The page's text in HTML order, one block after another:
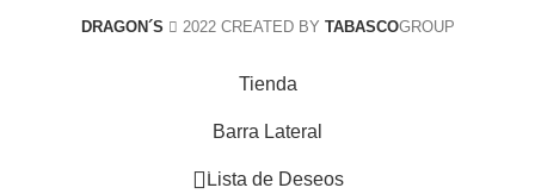
DRAGON´S 2022 CREATED BY TABASCOGROUP
Tienda
Barra Lateral
0Lista de Deseos